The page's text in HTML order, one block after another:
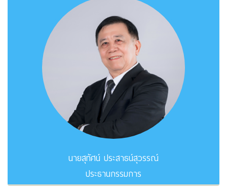
นายสุทัศน์ ประสาธน์สุวรรณ์
ประธานกรรมการ